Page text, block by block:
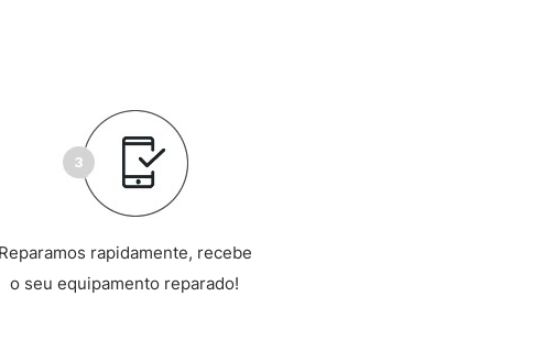
Reparamos rapidamente, recebe
o seu equipamento reparado!